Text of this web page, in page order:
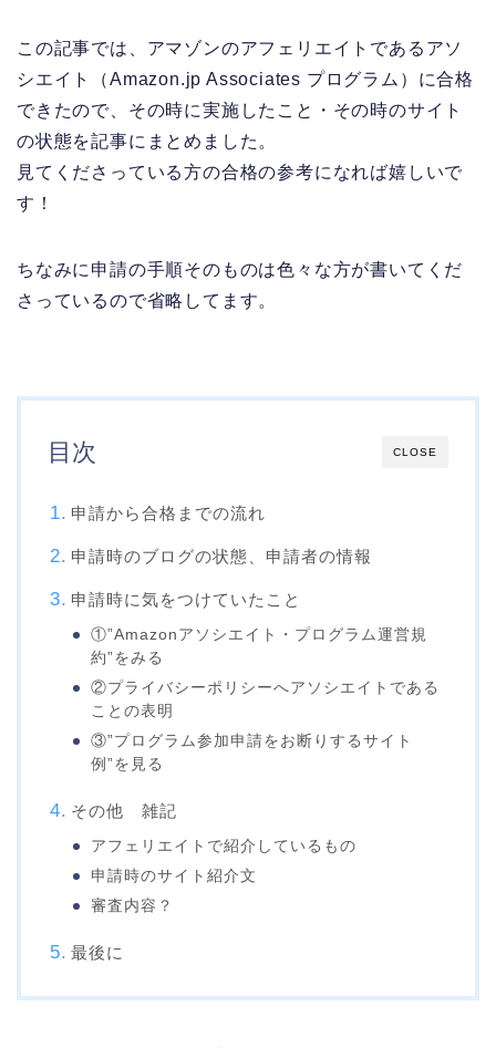
この記事では、アマゾンのアフェリエイトであるアソ
シエイト（Amazon.jp Associates プログラム）に合格
できたので、その時に実施したこと・その時のサイト
の状態を記事にまとめました。
見てくださっている方の合格の参考になれば嬉しいで
す！
ちなみに申請の手順そのものは色々な方が書いてくだ
さっているので省略してます。
CLOSE
目次
申請から合格までの流れ
申請時のブログの状態、申請者の情報
申請時に気をつけていたこと
①”Amazonアソシエイト・プログラム運営規
約”をみる
②プライバシーポリシーへアソシエイトである
ことの表明
③”プログラム参加申請をお断りするサイト
例”を見る
その他 雑記
アフェリエイトで紹介しているもの
申請時のサイト紹介文
審査内容？
最後に